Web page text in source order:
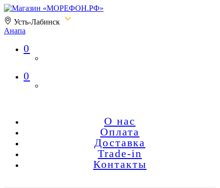
Усть-Лабинск
Анапа
Магазин «МОРЕФОН.РФ»
0
0
О нас
Оплата
Доставка
Trade-in
Контакты